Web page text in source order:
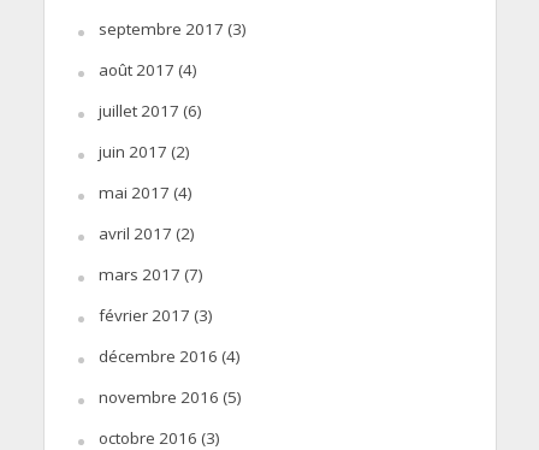
septembre 2017 (3)
août 2017 (4)
juillet 2017 (6)
juin 2017 (2)
mai 2017 (4)
avril 2017 (2)
mars 2017 (7)
février 2017 (3)
décembre 2016 (4)
novembre 2016 (5)
octobre 2016 (3)